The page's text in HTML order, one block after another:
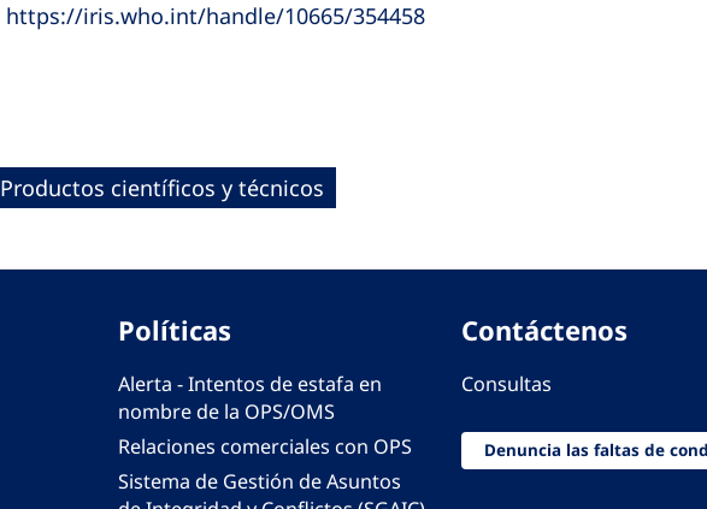
https://iris.who.int/handle/10665/354458
Productos científicos y técnicos
Políticas
Alerta - Intentos de estafa en
nombre de la OPS/OMS
Relaciones comerciales con OPS
Sistema de Gestión de Asuntos
Contáctenos
Consultas
Denuncia las faltas de